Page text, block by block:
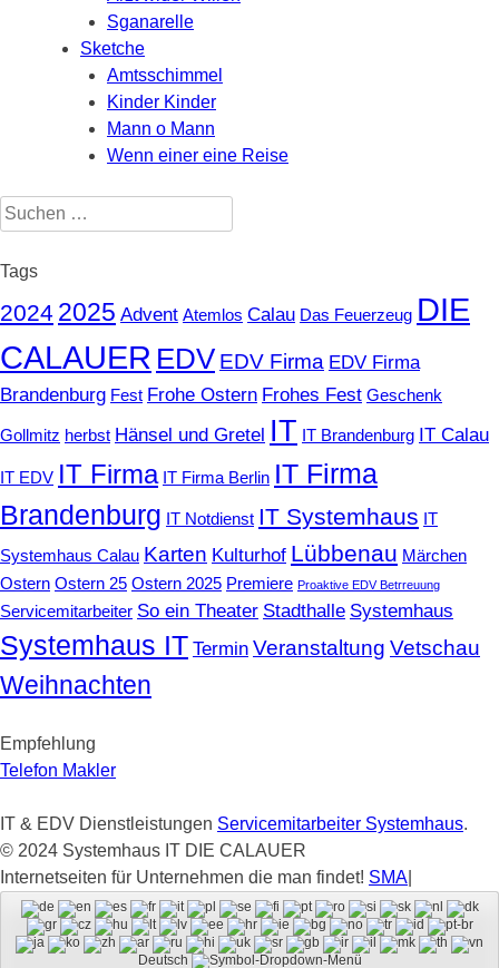
Sganarelle
Sketche
Amtsschimmel
Kinder Kinder
Mann o Mann
Wenn einer eine Reise
Suchen
nach:
Tags
2024 2025 Advent Atemlos Calau Das Feuerzeug DIE
CALAUER EDV EDV Firma EDV Firma
Brandenburg Fest Frohe Ostern Frohes Fest Geschenk
Gollmitz herbst Hänsel und Gretel IT IT Brandenburg IT Calau
IT EDV IT Firma IT Firma Berlin IT Firma
Brandenburg IT Notdienst IT Systemhaus IT
Systemhaus Calau Karten Kulturhof Lübbenau Märchen
Ostern Ostern 25 Ostern 2025 Premiere Proaktive EDV Betrreuung
Servicemitarbeiter So ein Theater Stadthalle Systemhaus
Systemhaus IT Termin Veranstaltung Vetschau
Weihnachten
Empfehlung
Telefon Makler
IT & EDV Dienstleistungen Servicemitarbeiter Systemhaus.
© 2024 Systemhaus IT DIE CALAUER
Internetseiten für Unternehmen die man findet! SMA
Deutsch